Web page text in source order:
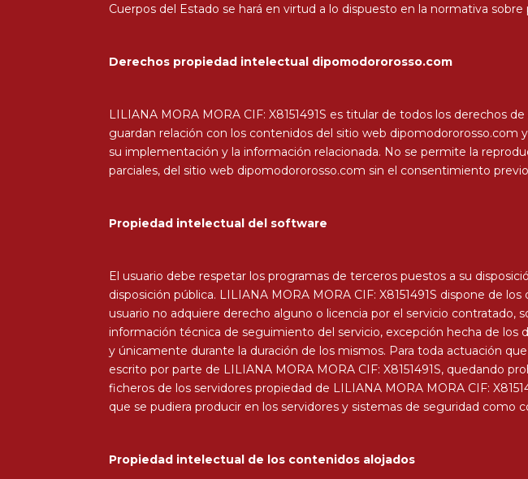
Cuerpos del Estado se hará en virtud a lo dispuesto en la normativa
Derechos propiedad intelectual dipomodororosso.com
LILIANA MORA MORA CIF: X8151491S es titular de todos los derechos
guardan relación con los contenidos del sitio web dipomodororosso.com
su implementación y la información relacionada. No se permite la
parciales, del sitio web dipomodororosso.com sin el consentimiento
Propiedad intelectual del software
El usuario debe respetar los programas de terceros puestos a su
disposición pública. LILIANA MORA MORA CIF: X8151491S dispone de
usuario no adquiere derecho alguno o licencia por el servicio contratado,
información técnica de seguimiento del servicio, excepción hecha de los
y únicamente durante la duración de los mismos. Para toda actuación
escrito por parte de LILIANA MORA MORA CIF: X8151491S, quedando
ficheros de los servidores propiedad de LILIANA MORA MORA CIF:
que se pudiera producir en los servidores y sistemas de seguridad
Propiedad intelectual de los contenidos alojados